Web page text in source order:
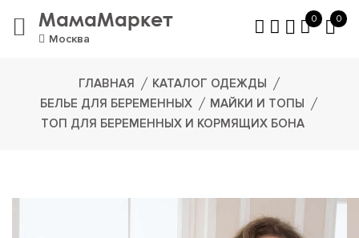
МамаМаркет
Москва
0 0
ГЛАВНАЯ
КАТАЛОГ ОДЕЖДЫ
БЕЛЬЕ ДЛЯ БЕРЕМЕННЫХ
МАЙКИ И ТОПЫ
ТОП ДЛЯ БЕРЕМЕННЫХ И КОРМЯЩИХ БОНА